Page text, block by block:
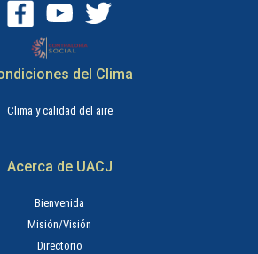
del Clima
Clima y calidad del aire
Acerca de UACJ
Bienvenida
Misión/Visión
Directorio